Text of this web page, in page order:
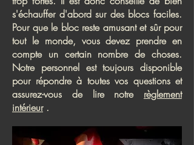
s'échauffer d'abord sur des blocs faciles.
Pour que le bloc reste amusant et sûr pour
tout le monde, vous devez prendre en
compte un certain nombre de choses.
Notre personnel est toujours disponible
pour répondre à toutes vos questions et
assurez-vous de lire notre règlement
intérieur.